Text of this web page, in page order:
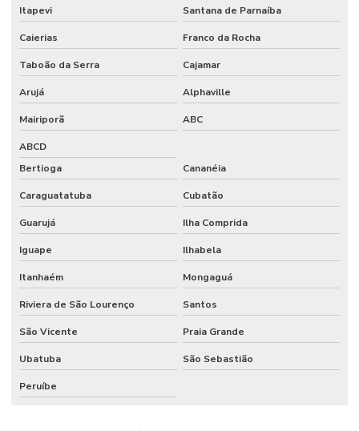
Kit para análise de água
Kit de vidrarias para laboratório
Lâmina de vidro
Lamínula de vidro
Macropipetador manual
Macropipetador preço
Manta aquecedora laboratório preço
Materiais para laboratório
Medidor de ion seletivo
Medidor de ise
Medidor multiparametros de água
Medidor de oxigênio dissolvido
Itapevi Santana de Parnaíba
Caierias Franco da Rocha
Taboão da Serra Cajamar
Arujá Alphaville
Mairiporã ABC
ABCD
Bertioga
Cananéia
Caraguatatuba Cubatão
Guarujá Ilha Comprida
Iguape Ilhabela
Itanhaém Mongaguá
Riviera de São Lourenço Santos
São Vicente Praia Grande
Ubatuba São Sebastião
Peruíbe